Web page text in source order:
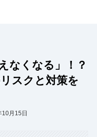
なくなる」！？
スクと対策を
月15日